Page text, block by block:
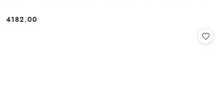
Cena:
4182.00